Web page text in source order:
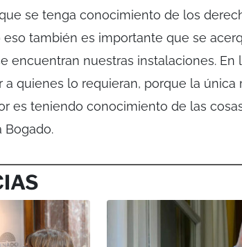
se tenga conocimiento de los
eso también es importante que se
encuentran nuestras instalaciones. En
a quienes lo requieran, porque la única
es teniendo conocimiento de las
Bogado.